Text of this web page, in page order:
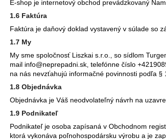
E-shop je internetový obchod prevádzkovaný
1.6 Faktúra
Faktúra je daňový doklad vystavený v súlade so
1.7 My
My sme spoločnosť Liszkai s.r.o., so sídlom
mail info@neprepadni.sk, telefónne číslo
na nás nevzťahujú informačné povinnosti podľa
1.8 Objednávka
Objednávka je Váš neodvolateľný návrh na
1.9 Podnikateľ
Podnikateľ je osoba zapísaná v Obchodnom
ktorá vykonáva poľnohospodársku výrobu a je